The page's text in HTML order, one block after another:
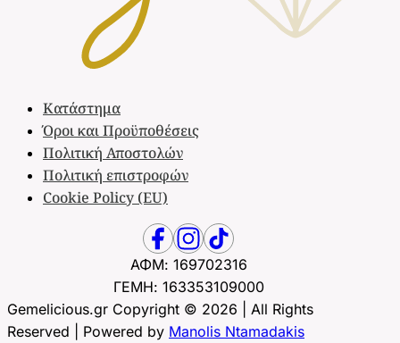
Κατάστημα
Όροι και Προϋποθέσεις
Πολιτική Αποστολών
Πολιτική επιστροφών
Cookie Policy (EU)
ΑΦΜ: 169702316
ΓΕΜΗ: 163353109000
Gemelicious.gr Copyright © 2026 | All Rights
Reserved | Powered by Manolis Ntamadakis